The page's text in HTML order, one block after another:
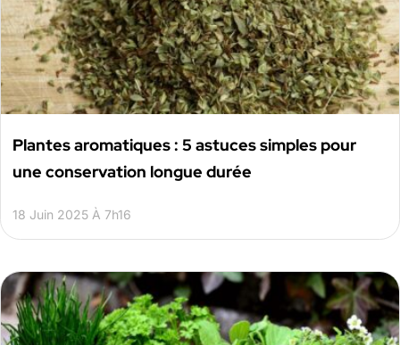
Plantes aromatiques : 5 astuces simples pour
une conservation longue durée
18 Juin 2025 À 7h16